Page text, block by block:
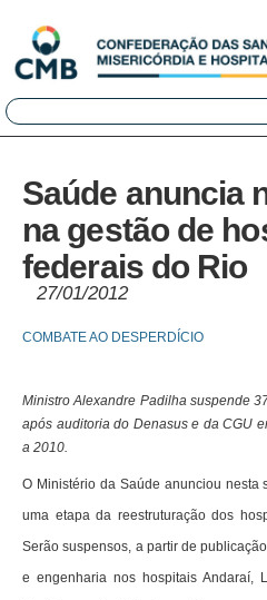
Saúde anuncia
na gestão de
federais do Rio
27/01/2012
COMBATE AO DESPERDÍCIO
Ministro Alexandre Padilha suspende
após auditoria do Denasus e da CGU
a 2010.
O Ministério da Saúde anunciou nesta
uma etapa da reestruturação dos
Serão suspensos, a partir de
e engenharia nos hospitais Andaraí,